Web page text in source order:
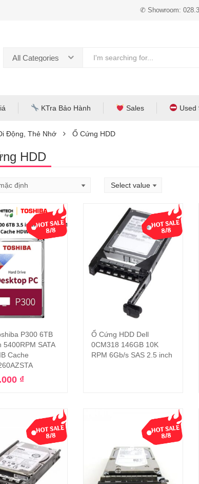
✆ Showroom:
All Categories
KTra Bảo Hành Sales Used
Động, Thẻ Nhớ Ổ Cứng HDD
HDD
vào giỏ hàng
P300 6TB
5400RPM SATA
Cache
₫
Đọc tiếp
Ổ Cứng HDD Dell
0CM318 146GB 10K
RPM 6Gb/s SAS 2.5 inch